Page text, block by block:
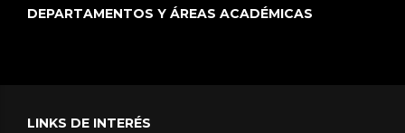
DEPARTAMENTOS Y ÁREAS ACADÉMICAS
LINKS DE INTERÉS